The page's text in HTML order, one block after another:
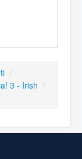
/
3 - Irish /